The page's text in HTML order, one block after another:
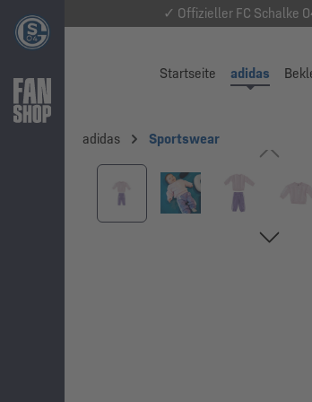
✓ Offizieller FC Schalke
Startseite adidas
adidas Sportswear
Bildergalerie überspringen